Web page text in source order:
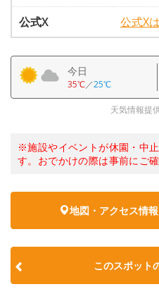
公式X
公式X
今日
35℃／25℃
天気情報提
※施設やイベントが休園・中
す。おでかけの際は事前にご確
地図・アクセス情
このスポット